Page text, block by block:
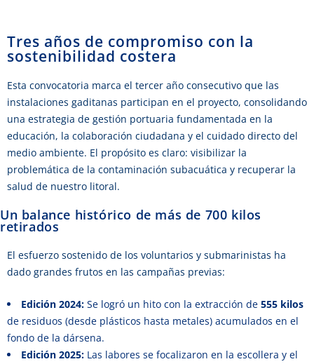
Tres años de compromiso con la
sostenibilidad costera
Esta convocatoria marca el tercer año consecutivo que las
instalaciones gaditanas participan en el proyecto, consolidando
una estrategia de gestión portuaria fundamentada en la
educación, la colaboración ciudadana y el cuidado directo del
medio ambiente. El propósito es claro: visibilizar la
problemática de la contaminación subacuática y recuperar la
salud de nuestro litoral.
Un balance histórico de más de 700 kilos
retirados
El esfuerzo sostenido de los voluntarios y submarinistas ha
dado grandes frutos en las campañas previas:
Edición 2024: Se logró un hito con la extracción de555 kilos
de residuos (desde plásticos hasta metales) acumulados en el
fondo de la dársena.
Edición 2025: Las labores se focalizaron en la escollera y el